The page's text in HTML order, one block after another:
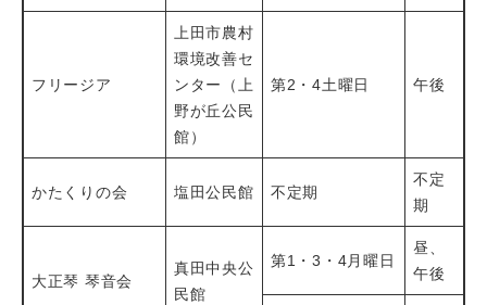
フリージア
上田市農村
環境改善セ
ンター（上
野が丘公民
館）
第2・4土曜日 午後
かたくりの会​ 塩田公民館 不定期
不定
期
大正琴 琴音会​
真田中央公
民館
第1・3・4月曜日
昼、
午後